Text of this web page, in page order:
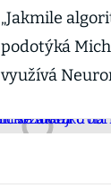
„Jakmile
podotýká
využívá